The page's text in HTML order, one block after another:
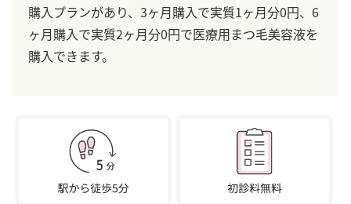
購入プランがあり、3ヶ月購入で実質1ヶ月分0円、6
ヶ月購入で実質2ヶ月分0円で医療用まつ毛美容液を
購入できます。